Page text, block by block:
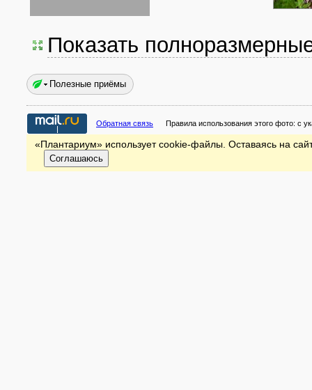
Показать
Полезные приёмы
Обратная связь Правила использования этого фото: с
«Плантариум» использует cookie-файлы. Оставаясь на
Соглашаюсь